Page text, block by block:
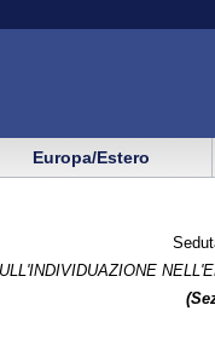
Europa/Estero